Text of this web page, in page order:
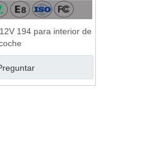
194 para interior de